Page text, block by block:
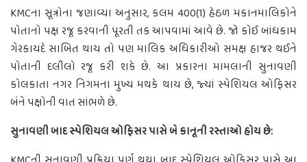
KMCના સૂત્રોના જણાવ્યા અનુસાર, કલમ 400(1) હેઠળ મકાનમાલિકોને
પોતાનો પક્ષ રજૂ કરવાની પૂરતી તક આપવામાં આવે છે. જો કોઈ બાંધકામ
ગેરકાયદે સાબિત થાય તો પણ માલિક અધિકારીઓ સમક્ષ હાજર થઈને
પોતાની દલીલો રજૂ કરી શકે છે. આ પ્રકારના મામલાની સુનાવણી
કોલકાતા નગર નિગમના મુખ્ય મથકે થાય છે, જ્યાં સ્પેશિયલ ઓફિસર
બંને પક્ષોની વાત સાંભળે છે.
સુનાવણી બાદ સ્પેશિયલ ઓફિસર પાસે બે કાનૂની રસ્તાઓ હોય છે: